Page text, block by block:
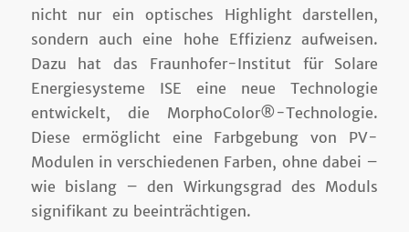
nicht nur ein optisches Highlight darstellen,
sondern auch eine hohe Effizienz aufweisen.
Dazu hat das Fraunhofer-Institut für Solare
Energiesysteme ISE eine neue Technologie
entwickelt, die MorphoColor®-Technologie.
Diese ermöglicht eine Farbgebung von PV-
Modulen in verschiedenen Farben, ohne dabei –
wie bislang – den Wirkungsgrad des Moduls
signifikant zu beeinträchtigen.